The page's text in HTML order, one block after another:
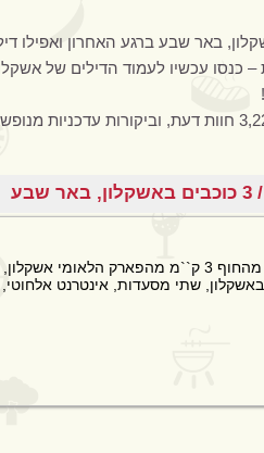
כנסו עכשיו לעמוד הדילים של
באזור אשקלון, באר שבע יש 5 מלונות . ניתן לקרוא 3,223 חוות
שתי מסעדות, אינטרנט אלחוטי,